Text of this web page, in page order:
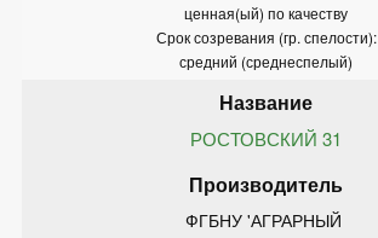
ценная(ый) по качеству
Срок созревания (гр. спелости):
средний (среднеспелый)
РОСТОВСКИЙ 31
ФГБНУ 'АГРАРНЫЙ